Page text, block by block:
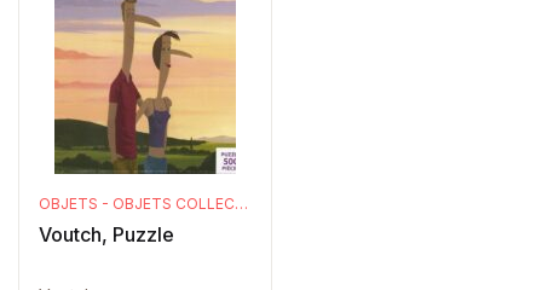
OBJETS - OBJETS COLLECTORS
Voutch, Puzzle